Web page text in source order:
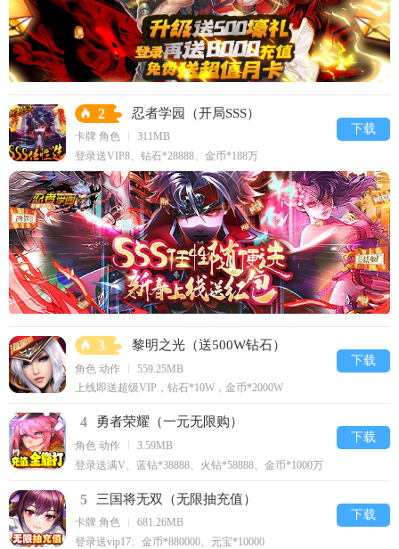
2 忍者学园（开局SSS）
卡牌 角色
311MB
登录送VIP8、钻石*28888、金币*188万
下载
3 黎明之光（送500W钻石）
角色 动作
559.25MB
上线即送超级VIP，钻石*10W，金币*2000W
下载
4 勇者荣耀（一元无限购）
角色 动作
3.59MB
登录送满V、蓝钻*38888、火钻*58888、金币*1000万
下载
5 三国将无双（无限抽充值）
卡牌 角色
681.26MB
登录送vip17、金币*880000、元宝*10000
下载